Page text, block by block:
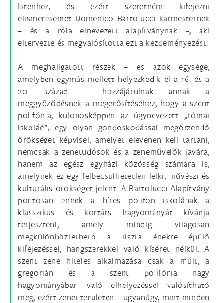
Istenhez, és ezért szeretném kifejezni
elismerésemet Domenico Bartolucci karmesternek
– és a róla elnevezett alapítványnak –, aki
eltervezte és megvalósította ezt a kezdeményezést.
A meghallgatott részek – és azok egysége,
amelyben egymás mellett helyezkedik el a 16. és a
20. század – hozzájárulnak annak a
meggyőződésnek a megerősítéséhez, hogy a szent
polifónia, különösképpen az úgynevezett „római
iskoláé”, egy olyan gondoskodással megőrzendő
örökséget képvisel, amelyet elevenen kell tartani,
nemcsak a zenetudósok és a zeneművelők javára,
hanem az egész egyházi közösség számára is,
amelynek ez egy felbecsülhetetlen lelki, művészi és
kulturális örökséget jelent. A Bartolucci Alapítvány
pontosan ennek a híres polifon iskolának a
klasszikus és kortárs hagyományát kívánja
terjeszteni, amely mindig világosan
megkülönböztethető a tiszta énekre épülő
kifejezéssel, hangszerekkel való kíséret nélkül. A
szent zene hiteles alkalmazása csak a múlt, a
gregorián és a szent polifónia nagy
hagyományában való elhelyezéssel valósítható
meg, ezért zenei területen – ugyanúgy, mint minden